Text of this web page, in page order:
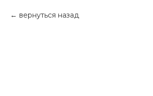
вернуться назад